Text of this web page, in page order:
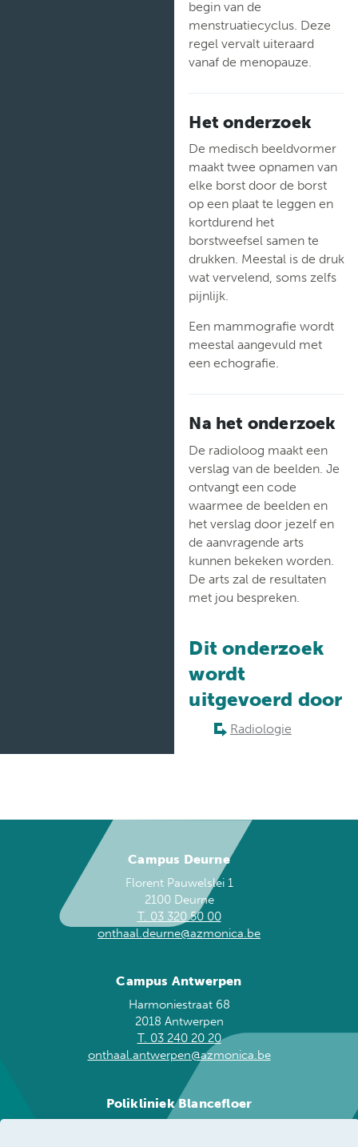
begin van de
menstruatiecyclus. Deze
regel vervalt uiteraard
vanaf de menopauze.
Het onderzoek
De medisch beeldvormer
maakt twee opnamen van
elke borst door de borst
op een plaat te leggen en
kortdurend het
borstweefsel samen te
drukken. Meestal is de druk
wat vervelend, soms zelfs
pijnlijk.
Een mammografie wordt
meestal aangevuld met
een echografie.
Na het onderzoek
De radioloog maakt een
verslag van de beelden. Je
ontvangt een code
waarmee de beelden en
het verslag door jezelf en
de aanvragende arts
kunnen bekeken worden.
De arts zal de resultaten
met jou bespreken.
Dit onderzoek
wordt
uitgevoerd door
Radiologie
Campus Deurne
Florent Pauwelslei 1
2100 Deurne
T. 03 320 50 00
onthaal.deurne@azmonica.be
Campus Antwerpen
Harmoniestraat 68
2018 Antwerpen
T. 03 240 20 20
onthaal.antwerpen@azmonica.be
Polikliniek Blancefloer